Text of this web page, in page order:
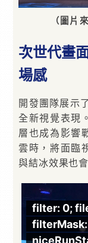
（圖片
次世代畫
場感
開發團隊展示
全新視覺表現
層也成為影響
雲時，將面臨
與結冰效果也
filter: 0;